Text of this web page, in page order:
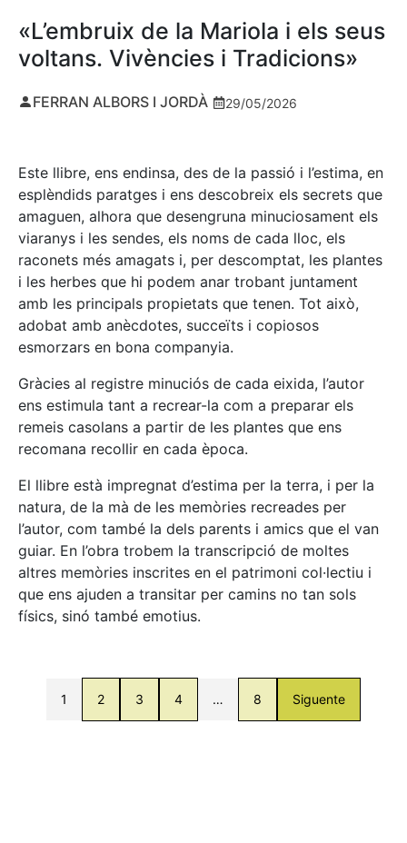
«L’embruix de la Mariola i els seus
voltans. Vivències i Tradicions»
FERRAN ALBORS I JORDÀ 29/05/2026
Este llibre, ens endinsa, des de la passió i l’estima, en
esplèndids paratges i ens descobreix els secrets que
amaguen, alhora que desengruna minuciosament els
viaranys i les sendes, els noms de cada lloc, els
raconets més amagats i, per descomptat, les plantes
i les herbes que hi podem anar trobant juntament
amb les principals propietats que tenen. Tot això,
adobat amb anècdotes, succeïts i copiosos
esmorzars en bona companyia.
Gràcies al registre minuciós de cada eixida, l’autor
ens estimula tant a recrear-la com a preparar els
remeis casolans a partir de les plantes que ens
recomana recollir en cada època.
El llibre està impregnat d’estima per la terra, i per la
natura, de la mà de les memòries recreades per
l’autor, com també la dels parents i amics que el van
guiar. En l’obra trobem la transcripció de moltes
altres memòries inscrites en el patrimoni col·lectiu i
que ens ajuden a transitar per camins no tan sols
físics, sinó també emotius.
1 2 3 4 … 8 Siguente